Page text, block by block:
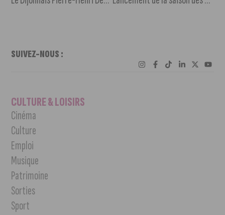
SUIVEZ-NOUS :
CULTURE & LOISIRS
Cinéma
Culture
Emploi
Musique
Patrimoine
Sorties
Sport